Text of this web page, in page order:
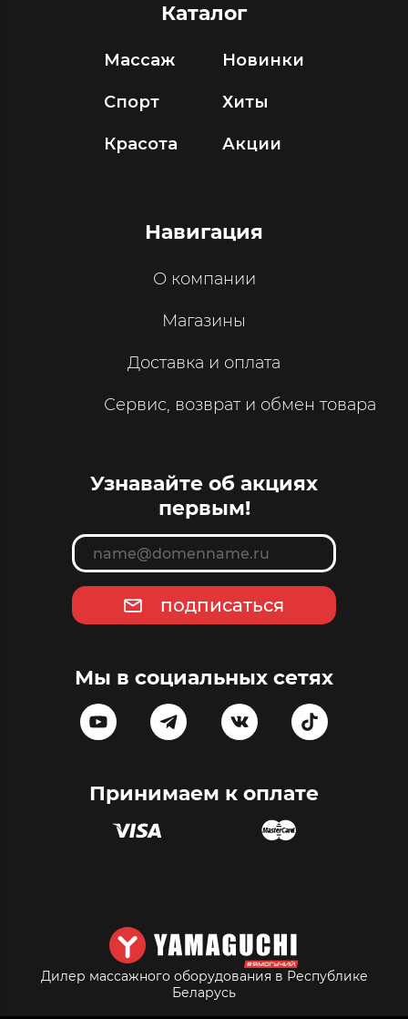
Каталог
Массаж
Спорт
Красота
Новинки
Хиты
Акции
Навигация
О компании
Магазины
Доставка и оплата
Сервис, возврат и обмен товара
Узнавайте об акциях
первым!
подписаться
Мы в социальных сетях
Принимаем к оплате
Дилер массажного оборудования в Республике
Беларусь